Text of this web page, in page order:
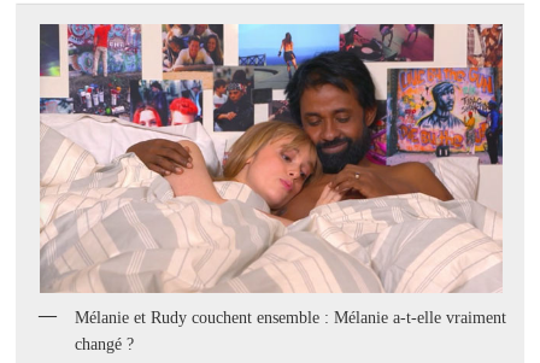
Mélanie et Rudy couchent ensemble : Mélanie a-t-elle vraiment
changé ?